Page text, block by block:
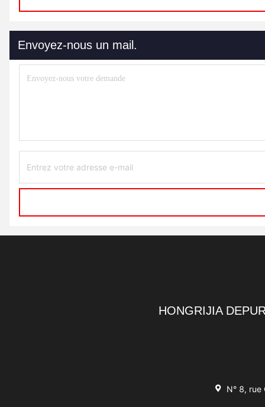
Envoyez-nous un mail.
HONGRIJIA
N° 8,